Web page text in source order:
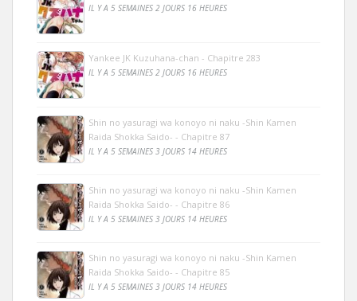
IL Y A 5 SEMAINES 2 JOURS 16 HEURES
Yankee JK Kuzuhana-chan - Chapitre 283
IL Y A 5 SEMAINES 2 JOURS 16 HEURES
Shin no yasuragi wa konoyo ni naku -Shin Kamen
Raida Shokka Saido- - Chapitre 87
IL Y A 5 SEMAINES 3 JOURS 14 HEURES
Shin no yasuragi wa konoyo ni naku -Shin Kamen
Raida Shokka Saido- - Chapitre 86
IL Y A 5 SEMAINES 3 JOURS 14 HEURES
Shin no yasuragi wa konoyo ni naku -Shin Kamen
Raida Shokka Saido- - Chapitre 85
IL Y A 5 SEMAINES 3 JOURS 14 HEURES